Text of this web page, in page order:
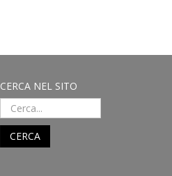
CERCA NEL SITO
CERCA